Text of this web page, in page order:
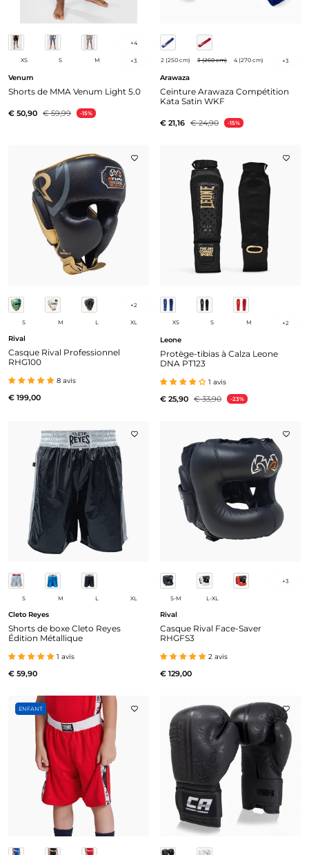
+4
XS S M +3
Venum
Shorts de MMA Venum Light 5.0
€ 50,90 € 59,99 -15%
2 (250 cm) 3 (260 cm) 4 (270 cm) +3
Arawaza
Ceinture Arawaza Compétition
Kata Satin WKF
€ 21,16 € 24,90 -15%
+2
S M L XL
Rival
Casque Rival Professionnel
RHG100
8 avis
€ 199,00
XS S M +2
Leone
Protège-tibias à Calza Leone
DNA PT123
1 avis
€ 25,90 € 33,90 -23%
S M L XL
Cleto Reyes
Shorts de boxe Cleto Reyes
Édition Métallique
1 avis
€ 59,90
+3
S-M L-XL
Rival
Casque Rival Face-Saver
RHGFS3
2 avis
€ 129,00
ENFANT